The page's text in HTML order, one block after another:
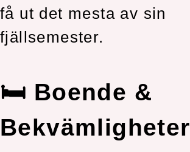
få ut det mesta av sin
fjällsemester.
🛏️ Boende &
Bekvämligheter